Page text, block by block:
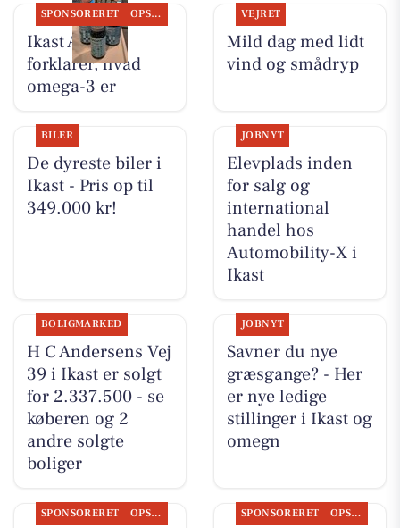
SPONSORERET OPSLAGSTAVLEN
Ikast Apotek
forklarer, hvad
omega-3 er
VEJRET
Mild dag med lidt
vind og smådryp
BILER
De dyreste biler i
Ikast - Pris op til
349.000 kr!
JOBNYT
Elevplads inden
for salg og
international
handel hos
Automobility-X i
Ikast
BOLIGMARKED
H C Andersens Vej
39 i Ikast er solgt
for 2.337.500 - se
køberen og 2
andre solgte
boliger
JOBNYT
Savner du nye
græsgange? - Her
er nye ledige
stillinger i Ikast og
omegn
SPONSORERET OPSLAGSTAVLEN SPONSORERET OPSLAGSTAVLEN